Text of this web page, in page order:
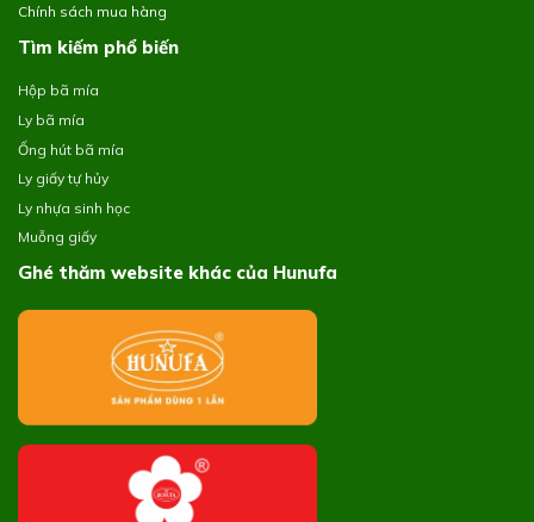
Chính sách mua hàng
Tìm kiếm phổ biến
Hộp bã mía
Ly bã mía
Ống hút bã mía
Ly giấy tự hủy
Ly nhựa sinh học
Muỗng giấy
Ghé thăm website khác của Hunufa